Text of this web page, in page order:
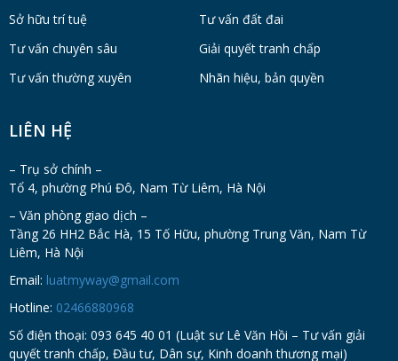
Sở hữu trí tuệ
Tư vấn chuyên sâu
Tư vấn thường xuyên
Tư vấn đất đai
Giải quyết tranh chấp
Nhãn hiệu, bản quyền
LIÊN HỆ
– Trụ sở chính –
Tổ 4, phường Phú Đô, Nam Từ Liêm, Hà Nội
– Văn phòng giao dịch –
Tầng 26 HH2 Bắc Hà, 15 Tố Hữu, phường Trung Văn, Nam Từ
Liêm, Hà Nội
Email: luatmyway@gmail.com
Hotline: 02466880968
Số điện thoại: 093 645 40 01 (Luật sư Lê Văn Hồi – Tư vấn giải
quyết tranh chấp, Đầu tư, Dân sự, Kinh doanh thương mại)